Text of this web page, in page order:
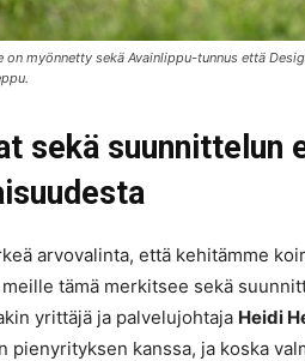
myönnetty sekä Avainlippu-tunnus että
sekä suunnittelun
arvovalinta, että kehitämme
tämä merkitsee sekä
yrittäjä ja palvelujohtaja Heidi
pienyrityksen kanssa, ja koska